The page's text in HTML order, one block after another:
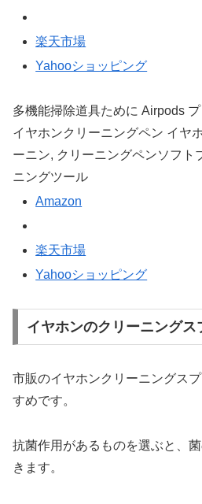
楽天市場
Yahooショッピング
多機能掃除道具ために Airpods
イヤホンクリーニングペン イヤ
ーニン, クリーニングペンソフト
ニングツール
Amazon
楽天市場
Yahooショッピング
イヤホンのクリーニングス
市販のイヤホンクリーニングス
すめです。
抗菌作用があるものを選ぶと、
きます。